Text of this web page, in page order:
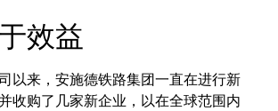
效益
以来，安施德铁路集团一直在进行新
收购了几家新企业，以在全球范围内